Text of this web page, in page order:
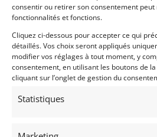
consentir ou retirer son consentement
fonctionnalités et fonctions.
Cliquez ci-dessous pour accepter ce qui
détaillés. Vos choix seront appliqués
modifier vos réglages à tout moment, y
consentement, en utilisant les boutons de
cliquant sur l’onglet de gestion du
Statistiques
F1 TYRRELL 022-03 (1994)
NORTHAMPTON (ROYAUME-UNI (UK))
21 août 2022
Moteur Judd V84.0L.